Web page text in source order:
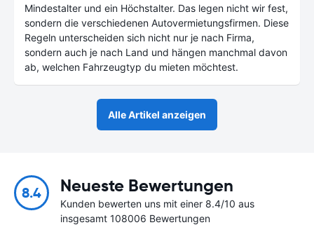
Mindestalter und ein Höchstalter. Das legen nicht wir fest,
sondern die verschiedenen Autovermietungsfirmen. Diese
Regeln unterscheiden sich nicht nur je nach Firma,
sondern auch je nach Land und hängen manchmal davon
ab, welchen Fahrzeugtyp du mieten möchtest.
Alle Artikel anzeigen
8.4 Neueste Bewertungen
Kunden bewerten uns mit einer 8.4/10 aus
insgesamt 108006 Bewertungen